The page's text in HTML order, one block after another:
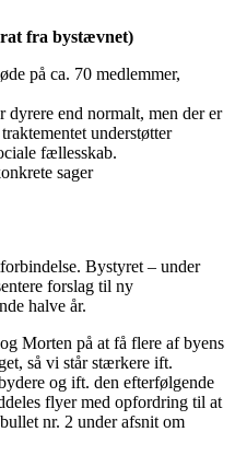
fra bystævnet)
på ca. 70 medlemmer,
end normalt, men der er
understøtter
fællesskab.
sager
Bystyret – under
forslag til ny
halve år.
Morten på at få flere af byens
så vi står stærkere ift.
og ift. den efterfølgende
flyer med opfordring til at
nr. 2 under afsnit om